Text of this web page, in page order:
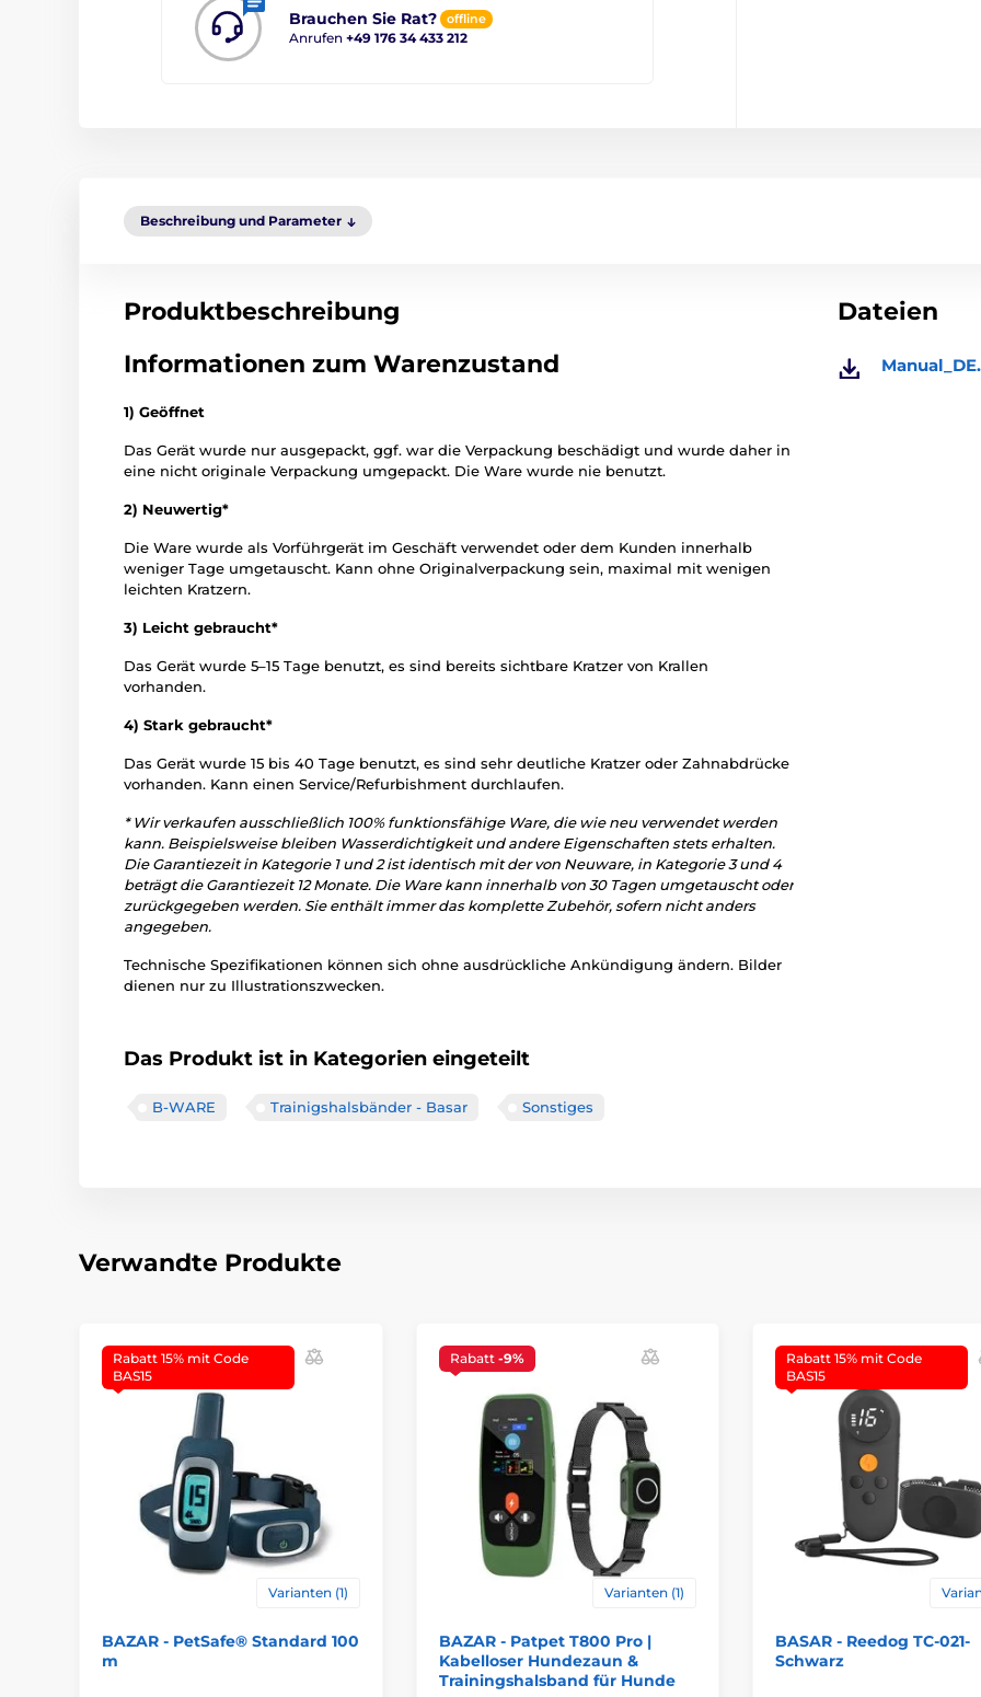
Brauchen Sie Rat? offline
Anrufen +49 176 34 433 212
Beschreibung und Parameter
Produktbeschreibung
Informationen zum Warenzustand
1) Geöffnet
Das Gerät wurde nur ausgepackt, ggf. war die Verpackung beschädigt und wurde daher in
eine nicht originale Verpackung umgepackt. Die Ware wurde nie benutzt.
2) Neuwertig*
Die Ware wurde als Vorführgerät im Geschäft verwendet oder dem Kunden innerhalb
weniger Tage umgetauscht. Kann ohne Originalverpackung sein, maximal mit wenigen
leichten Kratzern.
3) Leicht gebraucht*
Das Gerät wurde 5–15 Tage benutzt, es sind bereits sichtbare Kratzer von Krallen
vorhanden.
4) Stark gebraucht*
Das Gerät wurde 15 bis 40 Tage benutzt, es sind sehr deutliche Kratzer oder Zahnabdrücke
vorhanden. Kann einen Service/Refurbishment durchlaufen.
* Wir verkaufen ausschließlich 100% funktionsfähige Ware, die wie neu verwendet werden
kann. Beispielsweise bleiben Wasserdichtigkeit und andere Eigenschaften stets erhalten.
Die Garantiezeit in Kategorie 1 und 2 ist identisch mit der von Neuware, in Kategorie 3 und 4
beträgt die Garantiezeit 12 Monate. Die Ware kann innerhalb von 30 Tagen umgetauscht oder
zurückgegeben werden. Sie enthält immer das komplette Zubehör, sofern nicht anders
angegeben.
Technische Spezifikationen können sich ohne ausdrückliche Ankündigung ändern. Bilder
dienen nur zu Illustrationszwecken.
Das Produkt ist in Kategorien eingeteilt
B-WARE Trainigshalsbänder - Basar Sonstiges
Dateien
Verwandte Produkte
Rabatt 15% mit Code
BAS15
Varianten (1)
BAZAR - PetSafe® Standard 100
m
Rabatt -9%
Varianten (1)
BAZAR - Patpet T800 Pro |
Kabelloser Hundezaun &
Trainingshalsband für Hunde
Rabatt 15% mit Code
BAS15
BASAR - Reedog TC-021-
Schwarz